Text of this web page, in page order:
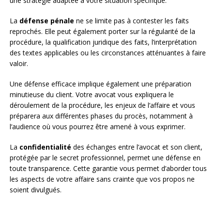
La défense pénale ne se limite pas à contester les faits
reprochés. Elle peut également porter sur la régularité de la
procédure, la qualification juridique des faits, l’interprétation
des textes applicables ou les circonstances atténuantes à faire
valoir.
Une défense efficace implique également une préparation
minutieuse du client. Votre avocat vous expliquera le
déroulement de la procédure, les enjeux de l’affaire et vous
préparera aux différentes phases du procès, notamment à
l’audience où vous pourrez être amené à vous exprimer.
La confidentialité des échanges entre l’avocat et son client,
protégée par le secret professionnel, permet une défense en
toute transparence. Cette garantie vous permet d’aborder tous
les aspects de votre affaire sans crainte que vos propos ne
soient divulgués.